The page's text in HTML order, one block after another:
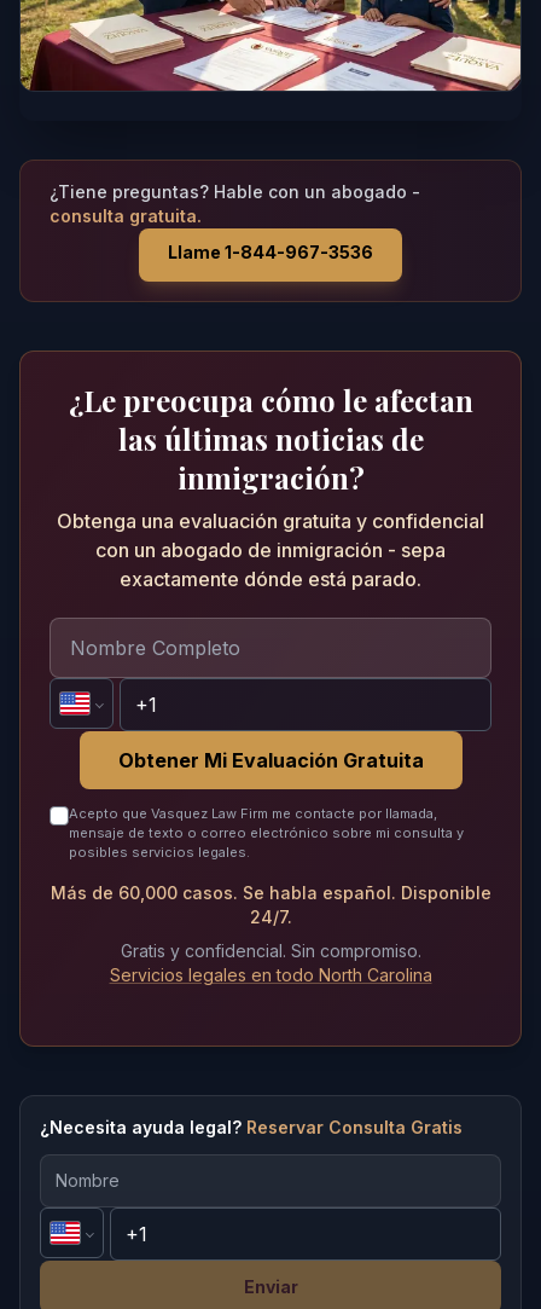
¿Tiene preguntas? Hable con un abogado -
consulta gratuita.
Llame 1-844-967-3536
¿Le preocupa cómo le afectan
las últimas noticias de
inmigración?
Obtenga una evaluación gratuita y confidencial
con un abogado de inmigración - sepa
exactamente dónde está parado.
Obtener Mi Evaluación Gratuita
Acepto que Vasquez Law Firm me contacte por llamada,
mensaje de texto o correo electrónico sobre mi consulta y
posibles servicios legales.
Más de 60,000 casos. Se habla español. Disponible
24/7.
Gratis y confidencial. Sin compromiso.
Servicios legales en todo North Carolina
¿Necesita ayuda legal? Reservar Consulta Gratis
Enviar